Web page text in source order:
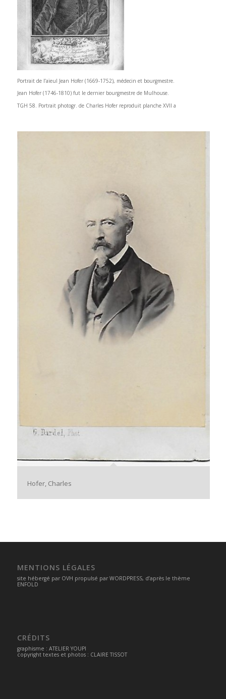
Portrait de l’aïeul Jean Hofer (1669-1752), médecin et bourgmestre.
Jean Hofer (1746-1810) fut le dernier bourgmestre de Mulhouse.
TGH 58. Portrait photogr. de Charles Hofer reproduit planche XVII a
Hofer, Charles
MENTIONS LÉGALES
site hébergé par OVH propulsé parWORDPRESS, d’après le thème
ENFOLD
CRÉDITS
graphisme : ATELIER YOUPI
copyright textes et photos : CLAIRE TISSOT